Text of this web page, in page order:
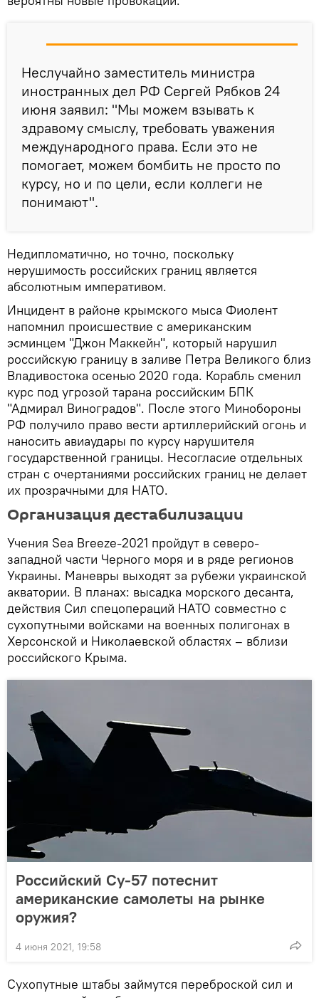
Неслучайно заместитель министра
иностранных дел РФ Сергей Рябков 24
июня заявил: "Мы можем взывать к
здравому смыслу, требовать уважения
международного права. Если это не
помогает, можем бомбить не просто по
курсу, но и по цели, если коллеги не
понимают".
Недипломатично, но точно, поскольку
нерушимость российских границ является
абсолютным императивом.
Инцидент в районе крымского мыса Фиолент
напомнил происшествие с американским
эсминцем "Джон Маккейн", который нарушил
российскую границу в заливе Петра Великого близ
Владивостока осенью 2020 года. Корабль сменил
курс под угрозой тарана российским БПК
"Адмирал Виноградов". После этого Минобороны
РФ получило право вести артиллерийский огонь и
наносить авиаудары по курсу нарушителя
государственной границы. Несогласие отдельных
стран с очертаниями российских границ не делает
их прозрачными для НАТО.
Организация дестабилизации
Учения Sea Breeze-2021 пройдут в северо-
западной части Черного моря и в ряде регионов
Украины. Маневры выходят за рубежи украинской
акватории. В планах: высадка морского десанта,
действия Сил спецопераций НАТО совместно с
сухопутными войсками на военных полигонах в
Херсонской и Николаевской областях – вблизи
российского Крыма.
Российский Су-57 потеснит
американские самолеты на рынке
оружия?
4 июня 2021, 19:58
Сухопутные штабы займутся переброской сил и